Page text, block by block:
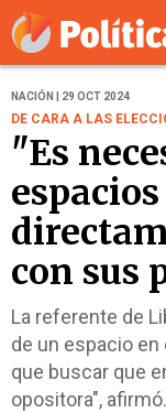
NACIÓN | 29 OCT 2024
DE CARA A LAS
"Es
con sus
La referente de
de un espacio en
que buscar que
opositora", afirmó.